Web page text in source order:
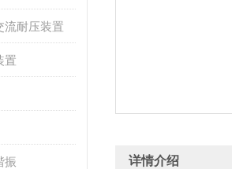
流耐压装置
置
振 详情介绍